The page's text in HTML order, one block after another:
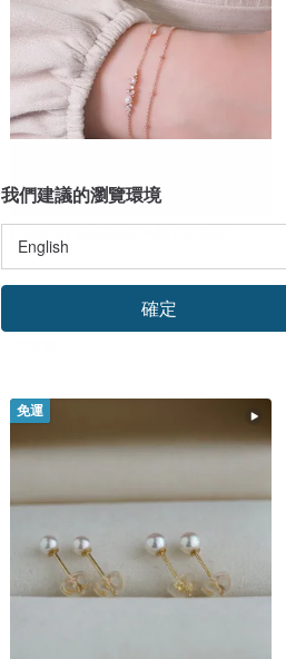
ARLOS
US$ 214.23
免運
我們建議的瀏覽環境
確定